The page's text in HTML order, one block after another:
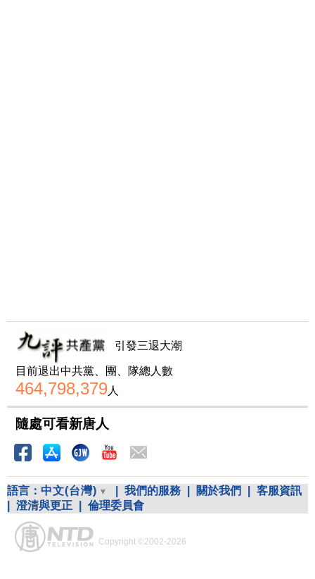
引發三退大潮
目前退出中共黨、團、隊總人數
464,798,379人
隨處可看新唐人
語言： 中文(台灣) 我們的服務 關於我們
客服資訊
澄清與更正 倫理委員會
Copyright ©2002-2026